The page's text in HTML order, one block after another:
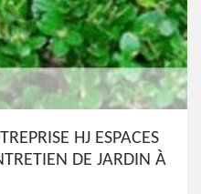
HJ ESPACES
DE JARDIN À